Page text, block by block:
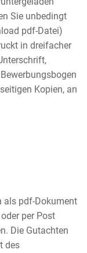
Sie unbedingt
pdf-Datei)
in dreifacher
Kopien, an
als pdf-Dokument
per Post
Die Gutachten
des